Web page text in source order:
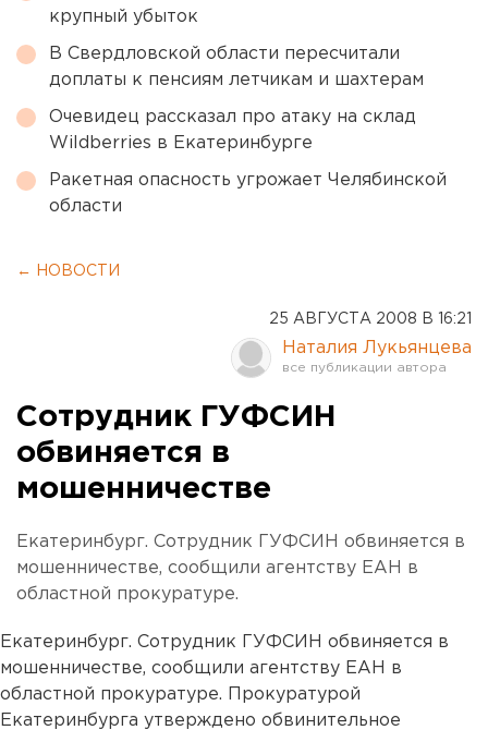
крупный убыток
В Свердловской области пересчитали
доплаты к пенсиям летчикам и шахтерам
Очевидец рассказал про атаку на склад
Wildberries в Екатеринбурге
Ракетная опасность угрожает Челябинской
области
← НОВОСТИ
25 АВГУСТА 2008 В 16:21
Наталия Лукьянцева
Сотрудник ГУФСИН
обвиняется в
мошенничестве
Екатеринбург. Сотрудник ГУФСИН обвиняется в
мошенничестве, сообщили агентству ЕАН в
областной прокуратуре.
Екатеринбург. Сотрудник ГУФСИН обвиняется в
мошенничестве, сообщили агентству ЕАН в
областной прокуратуре. Прокуратурой
Екатеринбурга утверждено обвинительное